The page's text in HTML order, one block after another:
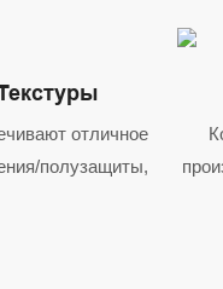
отличное
полузащиты,